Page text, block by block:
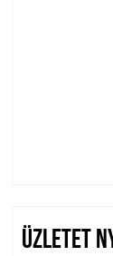
ÜZLETET